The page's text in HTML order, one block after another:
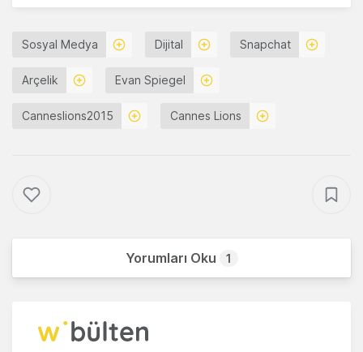
Sosyal Medya Dijital Snapchat
Arçelik Evan Spiegel
Canneslions2015 Cannes Lions
Yorumları Oku 1